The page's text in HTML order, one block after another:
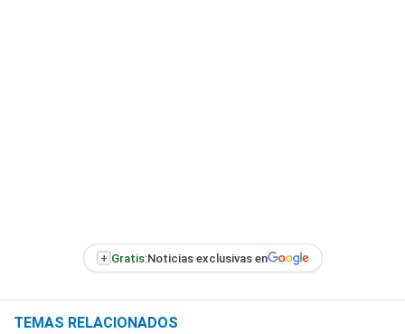
+ Gratis:Noticias exclusivas en
TEMAS RELACIONADOS